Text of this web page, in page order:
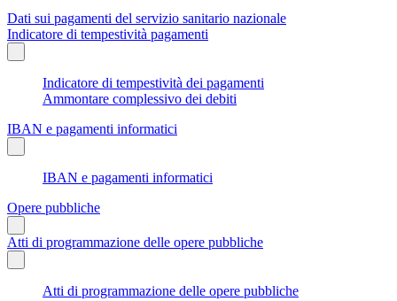
Dati sui pagamenti del servizio sanitario nazionale
Indicatore di tempestività pagamenti
Indicatore di tempestività dei pagamenti
Ammontare complessivo dei debiti
IBAN e pagamenti informatici
IBAN e pagamenti informatici
Opere pubbliche
Atti di programmazione delle opere pubbliche
Atti di programmazione delle opere pubbliche